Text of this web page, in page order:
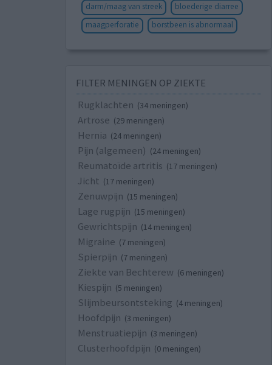
darm/maag van streek
bloederige diarree
maagperforatie
borstbeen is abnormaal
FILTER MENINGEN OP ZIEKTE
Rugklachten (34 meningen)
Artrose (29 meningen)
Hernia (24 meningen)
Pijn (algemeen) (24 meningen)
Reumatoïde artritis (17 meningen)
Jicht (17 meningen)
Zenuwpijn (15 meningen)
Lage rugpijn (15 meningen)
Gewrichtspijn (14 meningen)
Migraine (7 meningen)
Spierpijn (7 meningen)
Ziekte van Bechterew (6 meningen)
Kiespijn (5 meningen)
Slijmbeursontsteking (4 meningen)
Hoofdpijn (3 meningen)
Menstruatiepijn (3 meningen)
Clusterhoofdpijn (0 meningen)